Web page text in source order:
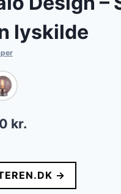
lyskilde
kr.
pris
er:
→